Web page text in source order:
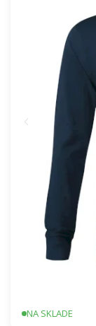
NA SKLADE